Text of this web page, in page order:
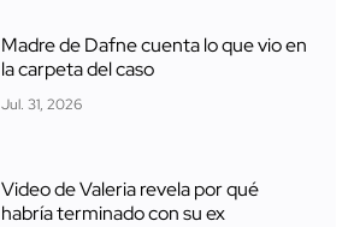
Madre de Dafne cuenta lo que vio en
la carpeta del caso
Jul. 31, 2026
Video de Valeria revela por qué
habría terminado con su ex